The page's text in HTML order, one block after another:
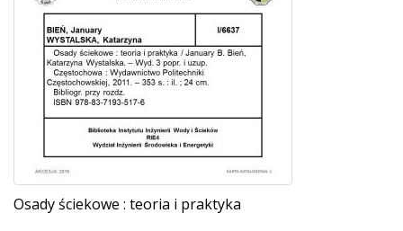
Osady ściekowe : teoria i praktyka